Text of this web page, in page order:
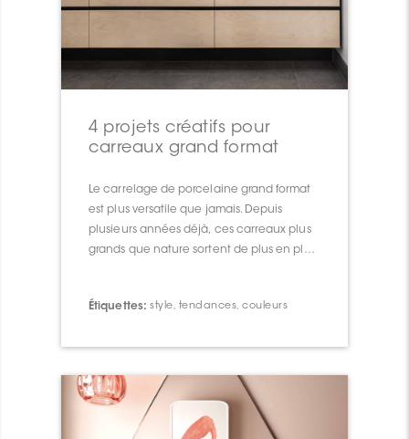
4 projets créatifs pour
carreaux grand format
Le carrelage de porcelaine grand format
est plus versatile que jamais. Depuis
plusieurs années déjà, ces carreaux plus
grands que nature sortent de plus en plus
Étiquettes: style, tendances,couleurs